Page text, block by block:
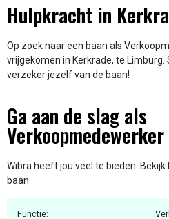
Hulpkracht in
Op zoek naar een baan als
vrijgekomen in Kerkrade, te Limburg.
verzeker jezelf van de baan!
Ga aan de slag als
Verkoopmedewerker
Wibra heeft jou veel te bieden.
baan
Functie: